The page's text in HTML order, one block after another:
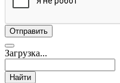
Загрузка...
Найти